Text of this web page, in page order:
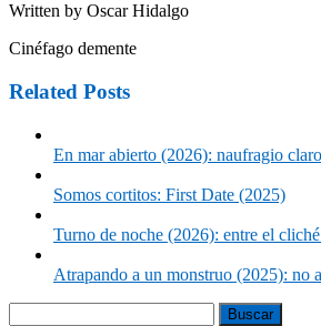
Written by Oscar Hidalgo
Cinéfago demente
Related Posts
En mar abierto (2026): naufragio claro
Somos cortitos: First Date (2025)
Turno de noche (2026): entre el
Atrapando a un monstruo (2025): no